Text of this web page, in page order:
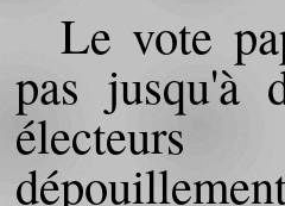
Le vote
pas jusqu'à